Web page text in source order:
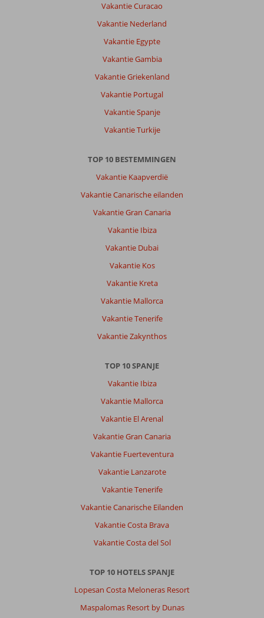
Vakantie Curacao
Vakantie Nederland
Vakantie Egypte
Vakantie Gambia
Vakantie Griekenland
Vakantie Portugal
Vakantie Spanje
Vakantie Turkije
TOP 10 BESTEMMINGEN
Vakantie Kaapverdië
Vakantie Canarische eilanden
Vakantie Gran Canaria
Vakantie Ibiza
Vakantie Dubai
Vakantie Kos
Vakantie Kreta
Vakantie Mallorca
Vakantie Tenerife
Vakantie Zakynthos
TOP 10 SPANJE
Vakantie Ibiza
Vakantie Mallorca
Vakantie El Arenal
Vakantie Gran Canaria
Vakantie Fuerteventura
Vakantie Lanzarote
Vakantie Tenerife
Vakantie Canarische Eilanden
Vakantie Costa Brava
Vakantie Costa del Sol
TOP 10 HOTELS SPANJE
Lopesan Costa Meloneras Resort
Maspalomas Resort by Dunas